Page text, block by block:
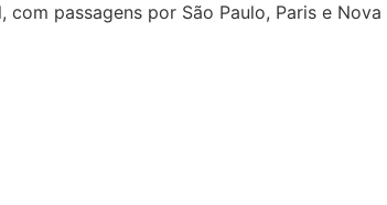
passagens por São Paulo, Paris e Nova